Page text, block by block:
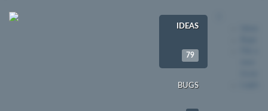
IDEAS
79
BUGS